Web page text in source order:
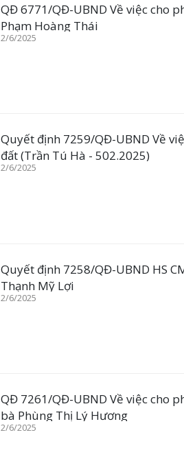
QĐ 6771/QĐ-UBND Về việc cho
Phạm Hoàng Thái
2/6/2025
Quyết định 7259/QĐ-UBND Về
đất (Trần Tú Hà - 502.2025)
2/6/2025
Quyết định 7258/QĐ-UBND HS CMĐ Trịnh Thị Thanh Tuyền tại phường
Thạnh Mỹ Lợi
2/6/2025
QĐ 7261/QĐ-UBND Về việc cho
bà Phùng Thị Lý Hương
2/6/2025